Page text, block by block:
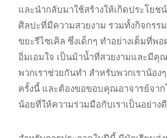
และนำกลับมาใช้สร้างให้เกิดประโยช
ศิลปะที่มีความสวยงาม รวมทั้งกิจกรร
ขยะรีไซเคิล ซึ่งเด็กๆ ทำอย่างเต็มที่พ
อิ่มเอมใจ เป็นม้าน้ำที่สวยงามและมีคุ
พวกเราช่วยกันทำ สำหรับพวกเราน้อ
ครั้งนี้ และต้องขอขอบคุณอาจารย์จาก
น้อยที่ให้ความร่วมมือกับเราเป็นอย่าง